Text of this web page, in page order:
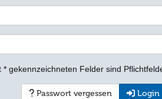
* gekennzeichneten Felder sind
Passwort vergessen Login